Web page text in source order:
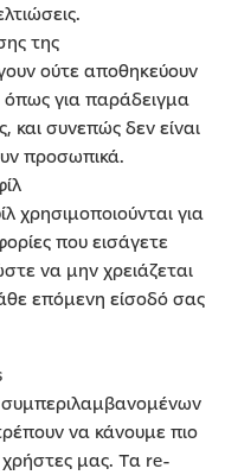
της
ούτε αποθηκεύουν
για παράδειγμα
και συνεπώς δεν είναι
προσωπικά.
χρησιμοποιούνται για
που εισάγετε
να μην χρειάζεται
επόμενη είσοδό σας
να κάνουμε πιο
μας. Τα re-